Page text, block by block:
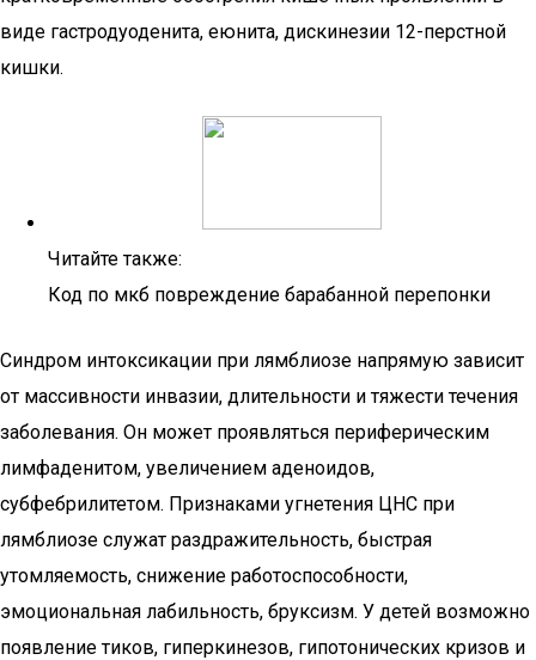
виде гастродуоденита, еюнита, дискинезии 12-перстной
кишки.
Читайте также:
Код по мкб повреждение барабанной перепонки
Синдром интоксикации при лямблиозе напрямую зависит
от массивности инвазии, длительности и тяжести течения
заболевания. Он может проявляться периферическим
лимфаденитом, увеличением аденоидов,
субфебрилитетом. Признаками угнетения ЦНС при
лямблиозе служат раздражительность, быстрая
утомляемость, снижение работоспособности,
эмоциональная лабильность, бруксизм. У детей возможно
появление тиков, гиперкинезов, гипотонических кризов и